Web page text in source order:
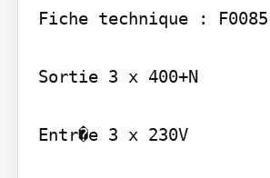
Fiche technique :
Sortie 3 x 400+N
Entr�e 3 x 230V